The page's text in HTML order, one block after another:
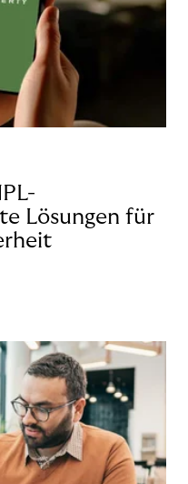
Lösungen für